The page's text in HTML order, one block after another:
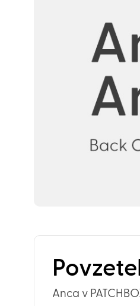
Anca v